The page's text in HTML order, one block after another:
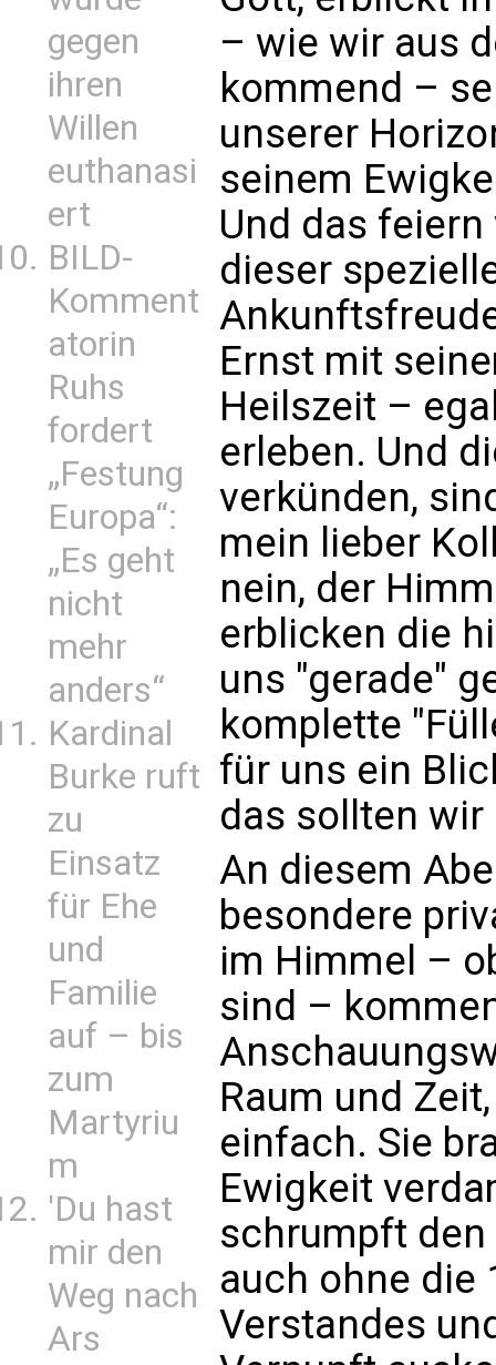
gegen
ihren
Willen
euthanasi
ert
BILD-
Komment
atorin
Ruhs
fordert
„Festung
Europa“:
„Es geht
nicht
mehr
anders“
Kardinal
Burke ruft
zu
Einsatz
für Ehe
und
Familie
auf – bis
zum
Martyriu
m
'Du hast
mir den
Weg nach
Ars
– wie wir aus
kommend –
unserer
seinem
Und das
dieser
Ernst mit
Heilszeit –
erleben. Und
verkünden,
mein lieber
nein, der
erblicken die
uns "gerade"
komplette
für uns ein
das sollten
An diesem
besondere
im Himmel –
sind –
Raum und
einfach. Sie
Ewigkeit
schrumpft den
auch ohne die
Verstandes